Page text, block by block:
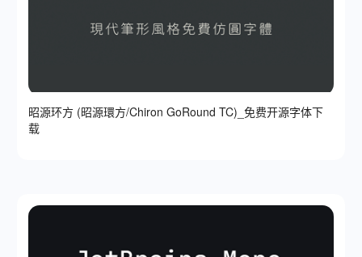
昭源环方 (昭源環方/Chiron GoRound TC)_免费开源字体下
载